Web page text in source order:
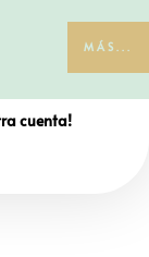
MÁS...
cuenta!